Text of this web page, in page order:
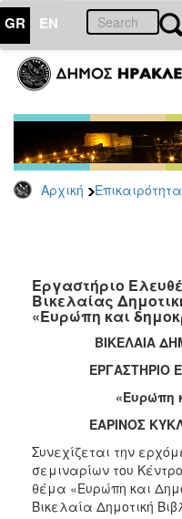
GR EN
Αρχική Επικαιρότητα
ΕΠΙΚΑΙΡΟΤΗΤΑ
Τύπου
Αρχείο
2026
2025
2022
2021
2020
2019
2017
2016
2015
2013
Εργαστήριο
Βικελαίας
«Ευρώπη και
ΒΙΚΕΛΑΙΑ
ΕΡΓΑΣΤΗΡΙO
«Ευρώπη
ΕΑΡΙΝΟΣ
Συνεχίζεται την
σεμιναρίων του
θέμα «Ευρώπη και
Βικελαία Δημοτική